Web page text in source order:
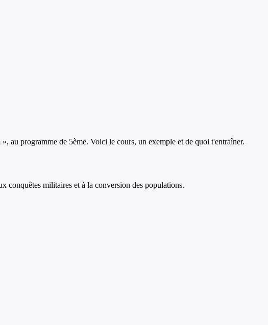
», au programme de 5ème. Voici le cours, un exemple et de quoi t'entraîner.
conquêtes militaires et à la conversion des populations.